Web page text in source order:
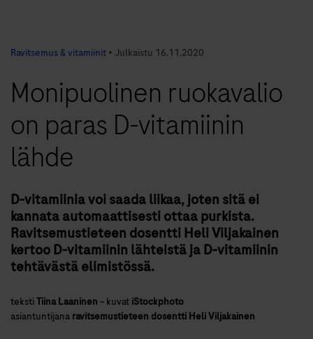
Ravitsemus & vitamiinit • Julkaistu 16.11.2020
Monipuolinen ruokavalio
on paras D-vitamiinin
lähde
D-vitamiinia voi saada liikaa, joten sitä ei
kannata automaattisesti ottaa purkista.
Ravitsemustieteen dosentti Heli Viljakainen
kertoo D-vitamiinin lähteistä ja D-vitamiinin
tehtävästä elimistössä.
tekstiTiina Laaninen ~ kuvat iStockphoto
asiantuntijana ravitsemustieteen dosentti Heli Viljakainen